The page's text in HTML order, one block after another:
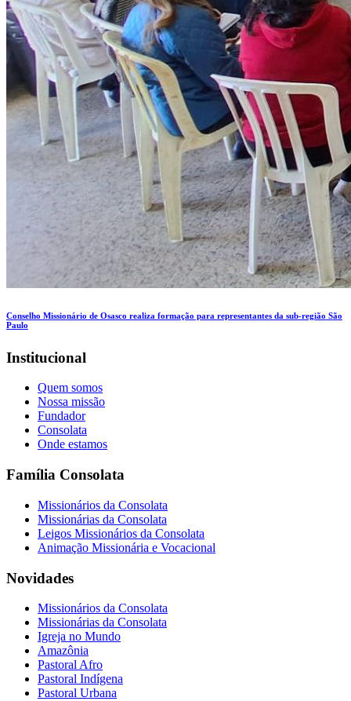
Conselho Missionário de Osasco realiza formação para representantes da sub-região São
Paulo
Institucional
Quem somos
Nossa missão
Fundador
Consolata
Onde estamos
Família Consolata
Missionários da Consolata
Missionárias da Consolata
Leigos Missionários da Consolata
Animação Missionária e Vocacional
Novidades
Missionários da Consolata
Missionárias da Consolata
Igreja no Mundo
Amazônia
Pastoral Afro
Pastoral Indígena
Pastoral Urbana